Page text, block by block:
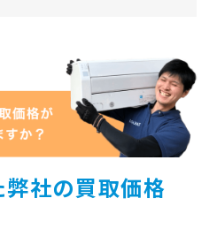
社の買取価格